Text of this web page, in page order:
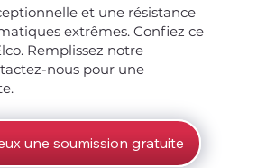
et une résistance
extrêmes. Confiez ce
Remplissez notre
nous pour une
une soumission gratuite